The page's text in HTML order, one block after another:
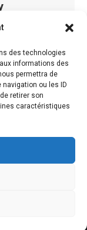
des technologies
informations des
permettra de
ou les ID
retirer son
caractéristiques
one bad
at first,
everyday life.
of
when the